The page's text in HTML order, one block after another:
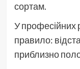
сортам.
У професійних
правило:
приблизно